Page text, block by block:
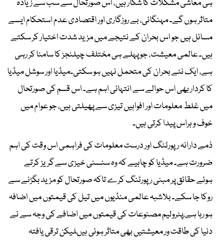
ہی معاشی مشکلات کا شکار ہیں، اس صورتحال سے سب سے زیادہ
متاثر ہوں گے۔ مہنگائی، بے روزگاری اور اقتصادی عدم استحکام ایسے
مسائل ہیں جو اس بحران کے نتیجے میں مزید شدت اختیار کر سکتے
ہیں۔ عالمی معیشت، جو پہلے ہی مختلف چیلنجز کا سامنا کر رہی
ہے، ایک نئے بحران کی متحمل نہیں ہو سکتی۔میڈیا اور سوشل میڈیا
کا کردار بھی اس حوالے سے انتہائی اہم ہے۔ اس قسم کی صورتحال
میں غلط معلومات اور افواہیں تیزی سے پھیلتی ہیں، جو عوام میں
خوف و ہراس پیدا کرتی ہیں۔
ذمے دارانہ رپورٹنگ اور درست معلومات کی فراہمی اس وقت کی اہم
ضرورت ہے۔ میڈیا کو چاہیے کہ وہ سنسنی خیزی سے گریز کرتے
ہوئے حقائق پر مبنی رپورٹنگ کرے تاکہ صورتحال کو مزید بگڑنے سے
روکا جا سکے۔ بلاشبہ عالمی منڈیوں میں تیل کی قیمتوں میں اضافہ
ہو رہا ہے،پٹرولیم مصنوعات کی قیمتوں میں اضافے کی وجہ سے نے
دنیا کی طاقت ور معیشتیں بھی متاثر ہوئی ہیںلیکن ترقی یافتہ